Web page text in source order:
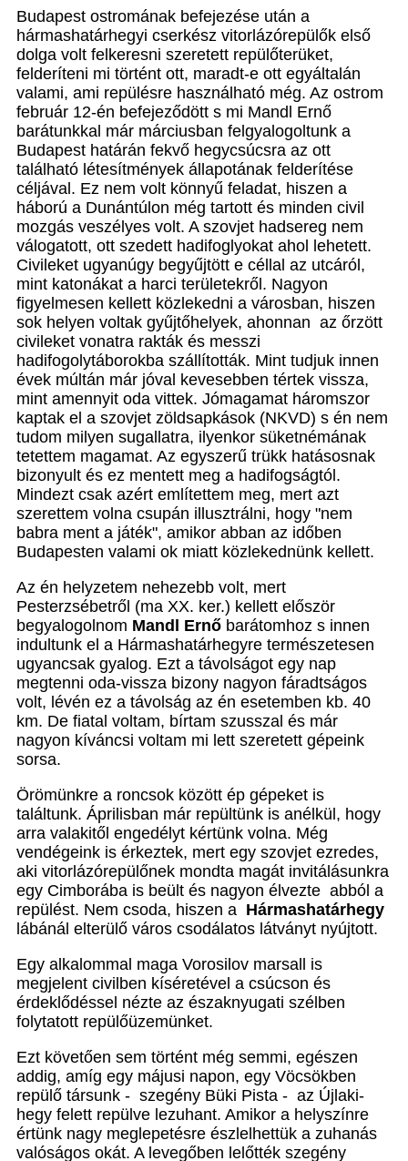
Budapest ostromának befejezése után a
hármashatárhegyi cserkész vitorlázórepülők első
dolga volt felkeresni szeretett repülőterüket,
felderíteni mi történt ott, maradt-e ott egyáltalán
valami, ami repülésre használható még. Az ostrom
február 12-én befejeződött s mi Mandl Ernő
barátunkkal már márciusban felgyalogoltunk a
Budapest határán fekvő hegycsúcsra az ott
található létesítmények állapotának felderítése
céljával. Ez nem volt könnyű feladat, hiszen a
háború a Dunántúlon még tartott és minden civil
mozgás veszélyes volt. A szovjet hadsereg nem
válogatott, ott szedett hadifoglyokat ahol lehetett.
Civileket ugyanúgy begyűjtött e céllal az utcáról,
mint katonákat a harci területekről. Nagyon
figyelmesen kellett közlekedni a városban, hiszen
sok helyen voltak gyűjtőhelyek, ahonnan az őrzött
civileket vonatra rakták és messzi
hadifogolytáborokba szállították. Mint tudjuk innen
évek múltán már jóval kevesebben tértek vissza,
mint amennyit oda vittek. Jómagamat háromszor
kaptak el a szovjet zöldsapkások (NKVD) s én nem
tudom milyen sugallatra, ilyenkor süketnémának
tetettem magamat. Az egyszerű trükk hatásosnak
bizonyult és ez mentett meg a hadifogságtól.
Mindezt csak azért említettem meg, mert azt
szerettem volna csupán illusztrálni, hogy "nem
babra ment a játék", amikor abban az időben
Budapesten valami ok miatt közlekednünk kellett.
Az én helyzetem nehezebb volt, mert
Pesterzsébetről (ma XX. ker.) kellett először
begyalogolnom Mandl Ernő barátomhoz s innen
indultunk el a Hármashatárhegyre természetesen
ugyancsak gyalog. Ezt a távolságot egy nap
megtenni oda-vissza bizony nagyon fáradtságos
volt, lévén ez a távolság az én esetemben kb. 40
km. De fiatal voltam, bírtam szusszal és már
nagyon kíváncsi voltam mi lett szeretett gépeink
sorsa.
Örömünkre a roncsok között ép gépeket is
találtunk. Áprilisban már repültünk is anélkül, hogy
arra valakitől engedélyt kértünk volna. Még
vendégeink is érkeztek, mert egy szovjet ezredes,
aki vitorlázórepülőnek mondta magát invitálásunkra
egy Cimborába is beült és nagyon élvezte abból a
repülést. Nem csoda, hiszen a Hármashatárhegy
lábánál elterülő város csodálatos látványt nyújtott.
Egy alkalommal maga Vorosilov marsall is
megjelent civilben kíséretével a csúcson és
érdeklődéssel nézte az északnyugati szélben
folytatott repülőüzemünket.
Ezt követően sem történt még semmi, egészen
addig, amíg egy májusi napon, egy Vöcsökben
repülő társunk - szegény Büki Pista - az Újlaki-
hegy felett repülve lezuhant. Amikor a helyszínre
értünk nagy meglepetésre észlelhettük a zuhanás
valóságos okát. A levegőben lelőtték szegény